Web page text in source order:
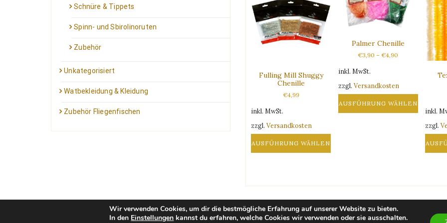
Fulling Mill Shuggy
Chenille
€4,99
inkl. MwSt.
zzgl. Versandkosten
AUSFÜHRUNG WÄHLEN
mehrere
Varianten
auf.
Die
Palmer Chenille
€3,90 – €4,90
inkl. MwSt.
zzgl. Versandkosten
AUSFÜHRUNG WÄHLEN
können
auf
inkl.
zzgl.
Die
Schnüre & Tippets
Spinn- und Sbirolinoruten
Zubehör
Unkategorisiert
Watbekleidung & Kleidung
Zubehör Fliegenfischen
Kontakt: info@outfortrout.de Impressum
Wir verwenden Cookies, um dir die bestmögliche Erfahrung auf unserer Website zu bieten.
In den Einstellungen kannst du erfahren, welche Cookies wir verwenden oder sie ausschalten.